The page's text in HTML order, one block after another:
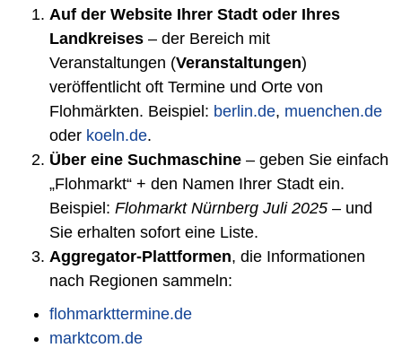
Auf der Website Ihrer Stadt oder Ihres
Landkreises – der Bereich mit
Veranstaltungen (Veranstaltungen)
veröffentlicht oft Termine und Orte von
Flohmärkten. Beispiel: berlin.de, muenchen.de
oder koeln.de.
Über eine Suchmaschine – geben Sie einfach
„Flohmarkt“ + den Namen Ihrer Stadt ein.
Beispiel: Flohmarkt Nürnberg Juli 2025 – und
Sie erhalten sofort eine Liste.
Aggregator-Plattformen, die Informationen
nach Regionen sammeln:
flohmarkttermine.de
marktcom.de